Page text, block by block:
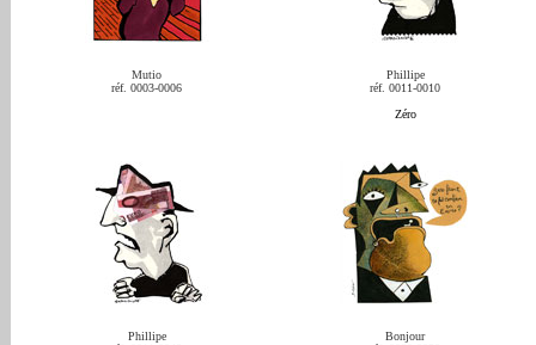
Mutio
réf. 0003-0006
Phillipe
réf. 0011-0010
Zéro
Phillipe
Bonjour